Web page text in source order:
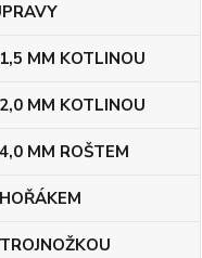
MM KOTLINOU
MM KOTLINOU
MM ROŠTEM